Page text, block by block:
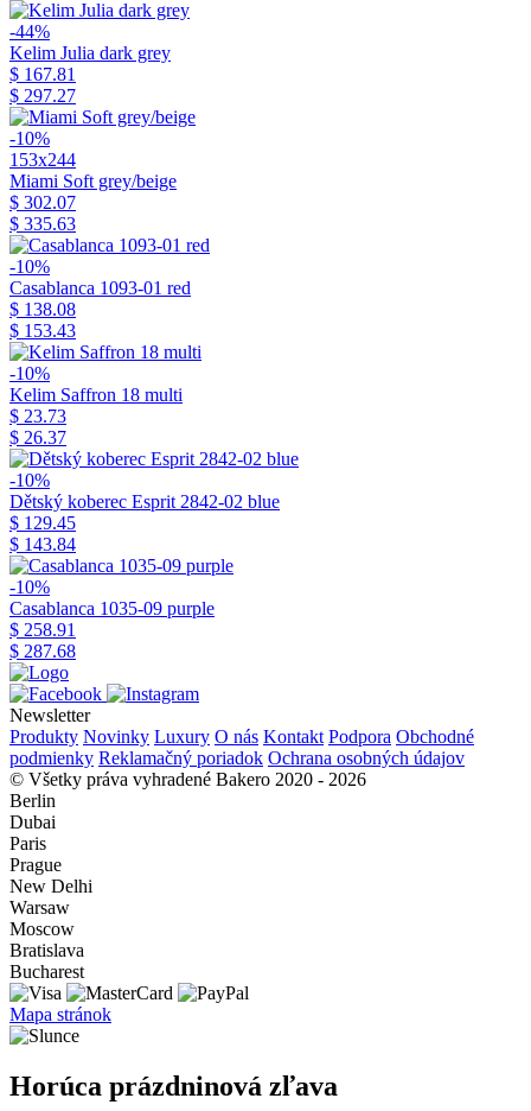
-44%
Kelim Julia dark grey
$ 167.81
$ 297.27
-10%
153x244
Miami Soft grey/beige
$ 302.07
$ 335.63
-10%
Casablanca 1093-01 red
$ 138.08
$ 153.43
-10%
Kelim Saffron 18 multi
$ 23.73
$ 26.37
-10%
Dětský koberec Esprit 2842-02 blue
$ 129.45
$ 143.84
-10%
Casablanca 1035-09 purple
$ 258.91
$ 287.68
Newsletter
Produkty Novinky Luxury O nás Kontakt Podpora Obchodné
podmienky Reklamačný poriadok Ochrana osobných údajov
© Všetky práva vyhradené Bakero 2020 - 2026
Berlin
Dubai
Paris
Prague
New Delhi
Warsaw
Moscow
Bratislava
Bucharest
Mapa stránok
Horúca prázdninová zľava